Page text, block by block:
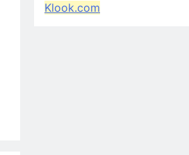
Klook.com